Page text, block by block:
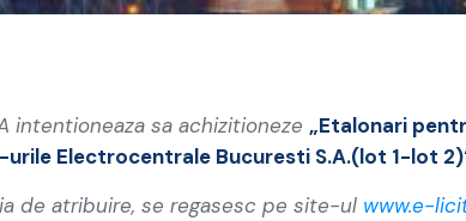
intentioneaza sa achizitioneze „Etalonari
Electrocentrale Bucuresti S.A.(lot 1-lot 2)
de atribuire, se regasesc pe site-ul www.e-